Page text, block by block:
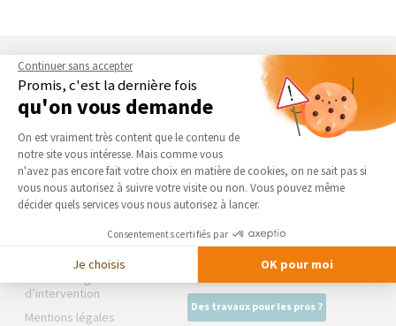
AGENCE DE VALENCE -
ROMANS - NORD DRÔME
Qui sommes-nous
Actualités
Notre charte qualité
Partenaires
Trouver une agence
Devenir franchisé
d’intervention
Mentions légales
NOS DOMAINES
D’INTERVENTION
EXTENSION
RÉNOVATION INTÉRIEURE
TRAVAUX EXTÉRIEURS
NOS PARTENAIRES
Expert Bricolage
Intégrer notre réseau
Des travaux pour les pros ?
Continuer sans accepter
Promis, c'est la dernière fois
qu'on vous demande
Plateforme de Gestion du
On est vraiment très content que le contenu de
notre site vous intéresse. Mais comme vous
n'avez pas encore fait votre choix en matière de cookies, on ne sait pas si
vous nous autorisez à suivre votre visite ou non. Vous pouvez même
décider quels services vous nous autorisez à lancer.
Consentements certifiés par
Je choisis OK pour moi
Axeptio consent